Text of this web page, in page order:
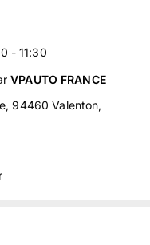
- 11:30
VPAUTO FRANCE
94460 Valenton,